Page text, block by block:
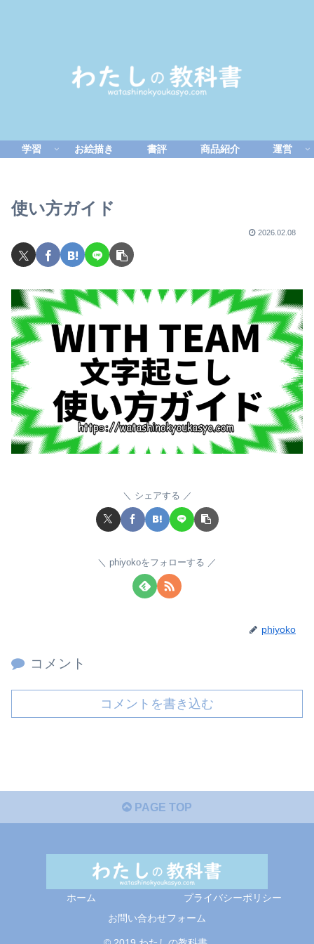
学習 お絵描き 書評 商品紹介 運営
使い方ガイド
2026.02.08
シェアする
phiyokoをフォローする
phiyoko
コメント
コメントを書き込む
PAGE TOP
ホーム
プライバシーポリシー
お問い合わせフォーム